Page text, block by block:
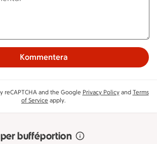
Kommentera
reCAPTCHA and the Google Privacy Policyand Terms
of Service apply.
bufféportion